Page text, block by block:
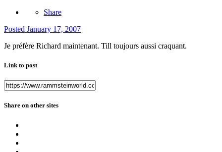
Share
Posted January 17, 2007
Je préfère Richard maintenant. Till toujours aussi craquant.
Link to post
Share on other sites